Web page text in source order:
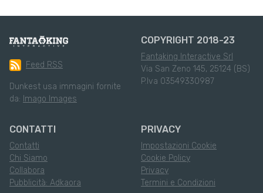
Feed RSS
Dunkest usa immagini fornite
da: Imago Images
COPYRIGHT 2018-23
Fantaking Interactive Srl
Via San Zeno 145, 25124 (BS)
P.Iva 03549330987
CONTATTI
Contatti
Chi Siamo
Collabora
Pubblicità: Adkaora
PRIVACY
Impostazioni Cookie
Cookie Policy
Privacy
Termini e Condizioni